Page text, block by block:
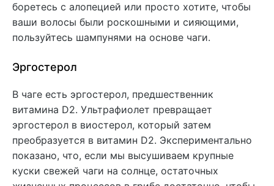
боретесь с алопецией или просто хотите, чтобы
ваши волосы были роскошными и сияющими,
пользуйтесь шампунями на основе чаги.
Эргостерол
В чаге есть эргостерол, предшественник
витамина D2. Ультрафиолет превращает
эргостерол в виостерол, который затем
преобразуется в витамин D2. Экспериментально
показано, что, если мы высушиваем крупные
куски свежей чаги на солнце, остаточных